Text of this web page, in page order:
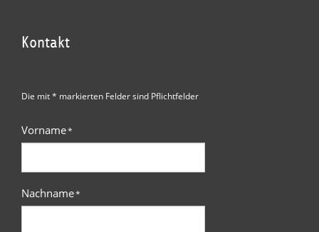
Kontakt
Die mit * markierten Felder sind Pflichtfelder
Vorname*
Nachname*